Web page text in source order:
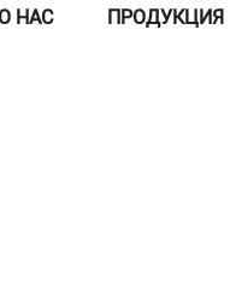
НАС ПРОДУКЦИЯ